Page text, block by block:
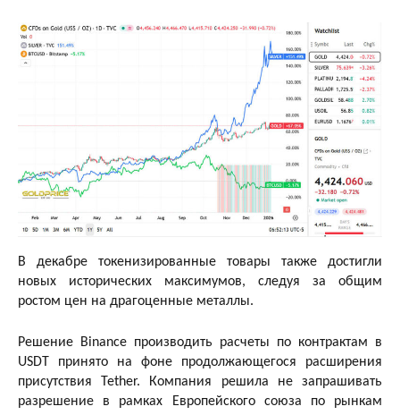
В декабре токенизированные товары также достигли
новых исторических максимумов, следуя за общим
ростом цен на драгоценные металлы.
Решение Binance производить расчеты по контрактам в
USDT принято на фоне продолжающегося расширения
присутствия Tether. Компания решила не запрашивать
разрешение в рамках Европейского союза по рынкам